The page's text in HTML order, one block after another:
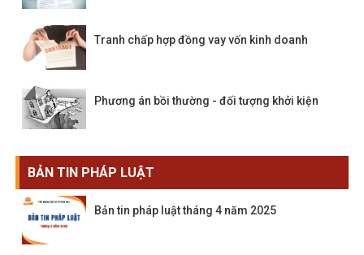
Tranh chấp hợp đồng vay vốn kinh doanh
Phương án bồi thường - đối tượng khởi kiện
BẢN TIN PHÁP LUẬT
Bản tin pháp luật tháng 4 năm 2025